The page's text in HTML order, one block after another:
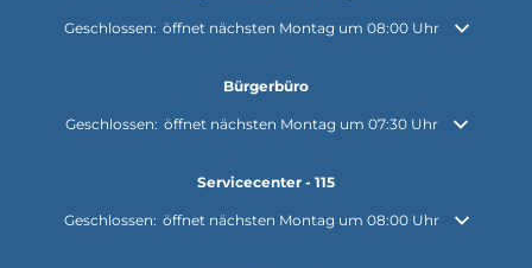
Klicken, um weitere Öffnungs- oder Schließzeiten auszublenden
Geschlossen: öffnet nächsten Montag um 08:00 Uhr
Bürgerbüro
Klicken, um weitere Öffnungs- oder Schließzeiten auszublenden
Geschlossen: öffnet nächsten Montag um 07:30 Uhr
Servicecenter - 115
Klicken, um weitere Öffnungs- oder Schließzeiten auszublenden
Geschlossen: öffnet nächsten Montag um 08:00 Uhr